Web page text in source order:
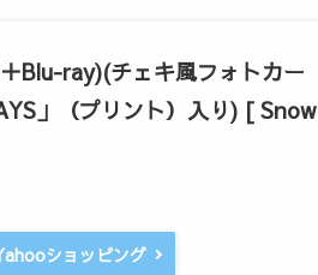
Blu-ray)(チェキ風フォトカー
」（プリント）入り) [ Snow
ショッピング